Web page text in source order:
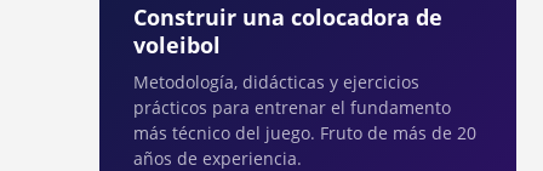
Construir una colocadora de
voleibol
Metodología, didácticas y ejercicios
prácticos para entrenar el fundamento
más técnico del juego. Fruto de más de 20
años de experiencia.